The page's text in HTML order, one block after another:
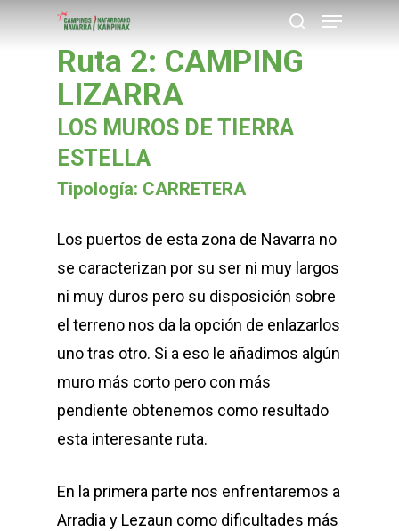
Menu
Ruta 2: CAMPING
LIZARRA
LOS MUROS DE TIERRA
ESTELLA
Tipología: CARRETERA
Los puertos de esta zona de Navarra no
se caracterizan por su ser ni muy largos
ni muy duros pero su disposición sobre
el terreno nos da la opción de enlazarlos
uno tras otro. Si a eso le añadimos algún
muro más corto pero con más
pendiente obtenemos como resultado
esta interesante ruta.
En la primera parte nos enfrentaremos a
Arradia y Lezaun como dificultades más